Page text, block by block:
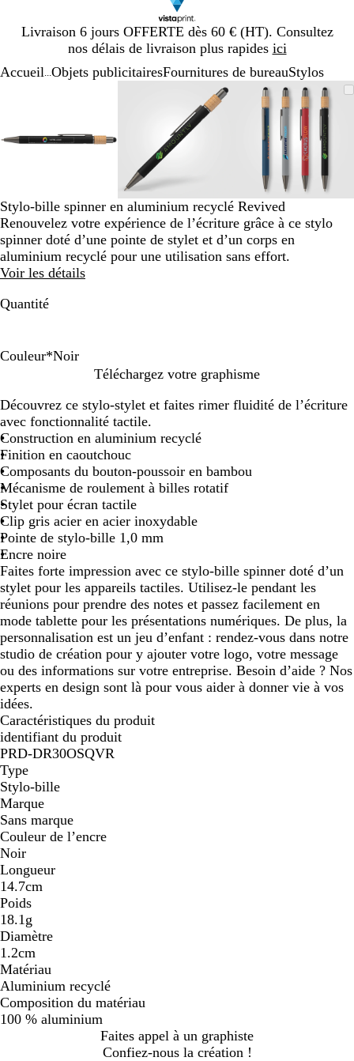
Livraison 6 jours OFFERTE dès 60 € (HT). Consultez
nos délais de livraison plus rapides ici
Diapositive
1
Accueil Objets publicitairesFournitures de bureauStylos
plus
zoomer
et
les
touches
fléchées
zoomable
minimum
Cliquez
pour
développer
Utilisez
touches
plus
zoomer
et
les
touches
Image
zoomable
Zoom
au
minimum
Cliquez
pour
Utilisez
les
touches
plus
et
pour
et
les
3
Stylo-bille spinner en aluminium recyclé Revived
Renouvelez votre expérience de l’écriture grâce à ce stylo
spinner doté d’une pointe de stylet et d’un corps en
aluminium recyclé pour une utilisation sans effort.
Voir les détails
Quantité
Couleur*Noir
i
r
u
g
e
i
s
e
u
m
a
r
i
n
e
Téléchargez votre graphisme
Découvrez ce stylo-stylet et faites rimer fluidité de l’écriture
avec fonctionnalité tactile.
Construction en aluminium recyclé
Finition en caoutchouc
Composants du bouton-poussoir en bambou
Mécanisme de roulement à billes rotatif
Stylet pour écran tactile
Clip gris acier en acier inoxydable
Pointe de stylo-bille 1,0 mm
Encre noire
Faites forte impression avec ce stylo-bille spinner doté d’un
stylet pour les appareils tactiles. Utilisez-le pendant les
réunions pour prendre des notes et passez facilement en
mode tablette pour les présentations numériques. De plus, la
personnalisation est un jeu d’enfant : rendez-vous dans notre
studio de création pour y ajouter votre logo, votre message
ou des informations sur votre entreprise. Besoin d’aide ? Nos
experts en design sont là pour vous aider à donner vie à vos
idées.
Caractéristiques du produit
identifiant du produit
PRD-DR30OSQVR
Type
Stylo-bille
Marque
Sans marque
Couleur de l’encre
Noir
Longueur
14.7cm
Poids
18.1g
Diamètre
1.2cm
Matériau
Aluminium recyclé
Composition du matériau
100 % aluminium
Faites appel à un graphiste
Confiez-nous la création !